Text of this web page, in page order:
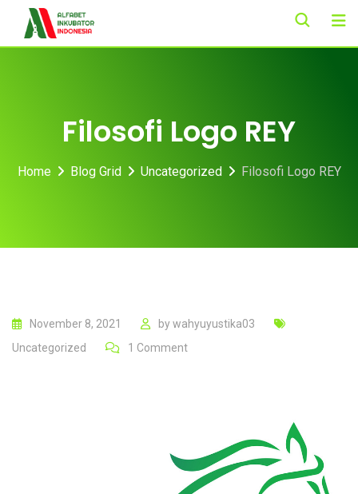
Filosofi Logo REY
Home Blog Grid Uncategorized Filosofi Logo REY
November 8, 2021 bywahyuyustika03
Uncategorized
1 Comment